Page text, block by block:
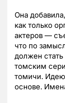
Она
как только
актеров —
что по
должен
томским
томичи.
основе.